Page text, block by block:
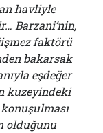
havliyle
Barzani’nin,
faktörü
bakarsak
eşdeğer
kuzeyindeki
olduğunu